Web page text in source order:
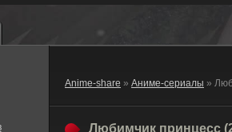
Anime-share » Аниме-сериалы »
Любимчик принцесс